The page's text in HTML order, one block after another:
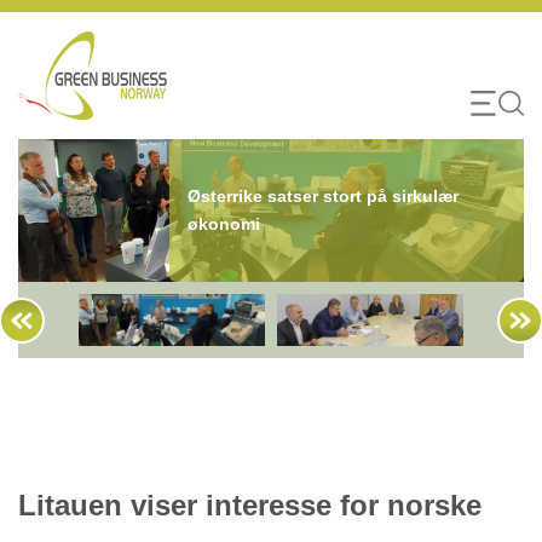
Skip
content
Østerrike satser stort på sirkulær
økonomi
Litauen viser interesse for norske